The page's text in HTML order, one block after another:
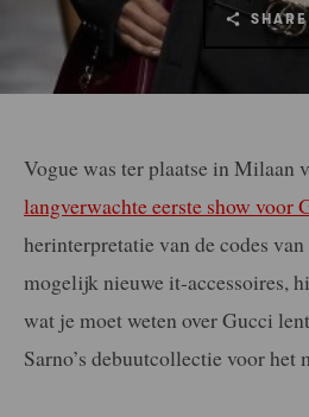
SHARE
Vogue was ter plaatse in Milaan
langverwachte eerste show voor
herinterpretatie van de codes
mogelijk nieuwe it-accessoires,
wat je moet weten over Gucci
Sarno’s debuutcollectie voor het